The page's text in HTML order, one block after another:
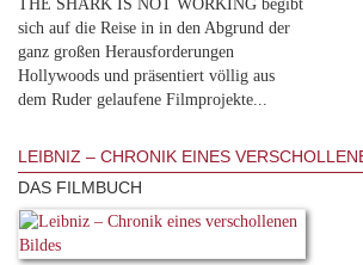
THE SHARK IS NOT WORKING begibt
sich auf die Reise in in den Abgrund der
ganz großen Herausforderungen
Hollywoods und präsentiert völlig aus
dem Ruder gelaufene Filmprojekte...
LEIBNIZ – CHRONIK EINES
DAS FILMBUCH